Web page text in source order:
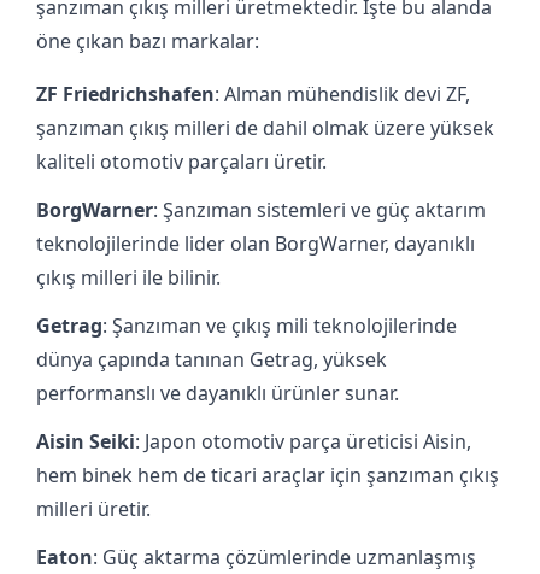
şanzıman çıkış milleri üretmektedir. İşte bu alanda
öne çıkan bazı markalar:
ZF Friedrichshafen: Alman mühendislik devi ZF,
şanzıman çıkış milleri de dahil olmak üzere yüksek
kaliteli otomotiv parçaları üretir.
BorgWarner: Şanzıman sistemleri ve güç aktarım
teknolojilerinde lider olan BorgWarner, dayanıklı
çıkış milleri ile bilinir.
Getrag: Şanzıman ve çıkış mili teknolojilerinde
dünya çapında tanınan Getrag, yüksek
performanslı ve dayanıklı ürünler sunar.
Aisin Seiki: Japon otomotiv parça üreticisi Aisin,
hem binek hem de ticari araçlar için şanzıman çıkış
milleri üretir.
Eaton: Güç aktarma çözümlerinde uzmanlaşmış